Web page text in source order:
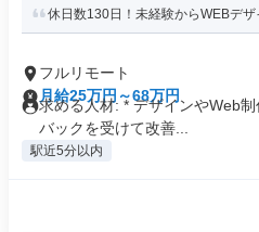
休日数130日！未経験からWEBデザ
フルリモート
月給25万円～68万円
求める人材: * デザインやWeb
バックを受けて改善...
駅近5分以内